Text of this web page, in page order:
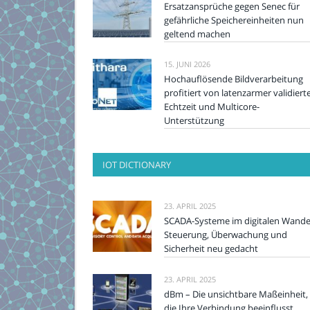
Ersatzansprüche gegen Senec für
gefährliche Speichereinheiten nun
geltend machen
15. JUNI 2026
Hochauflösende Bildverarbeitung
profitiert von latenzarmer
Echtzeit und Multicore-
Unterstützung
IOT DICTIONARY
23. APRIL 2025
SCADA-Systeme im digitalen
Steuerung, Überwachung und
Sicherheit neu gedacht
23. APRIL 2025
dBm – Die unsichtbare Maßeinheit,